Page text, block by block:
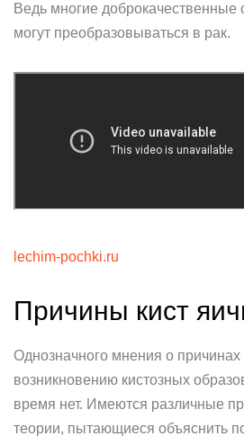
Ведь многие
могут преобразовываться в рак.
lechim-pochki.ru
Причины кист
Однозначного мнения о
возникновению кистозных
время нет. Имеются различные
теории, пытающиеся объяснить